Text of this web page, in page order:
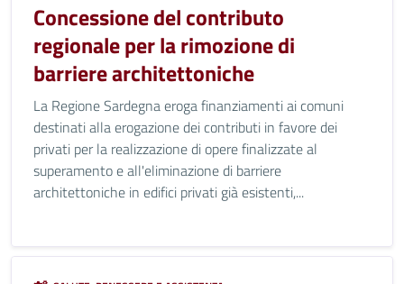
Concessione del contributo
regionale per la rimozione di
barriere architettoniche
La Regione Sardegna eroga finanziamenti ai comuni
destinati alla erogazione dei contributi in favore dei
privati per la realizzazione di opere finalizzate al
superamento e all'eliminazione di barriere
architettoniche in edifici privati già esistenti,...